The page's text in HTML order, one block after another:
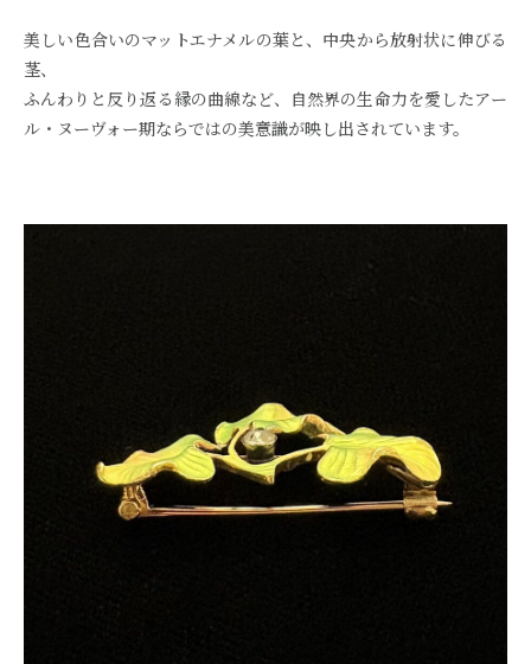
美しい色合いのマットエナメルの葉と、中央から放射状に伸びる
茎、
ふんわりと反り返る縁の曲線など、自然界の生命力を愛したアー
ル・ヌーヴォー期ならではの美意識が映し出されています。